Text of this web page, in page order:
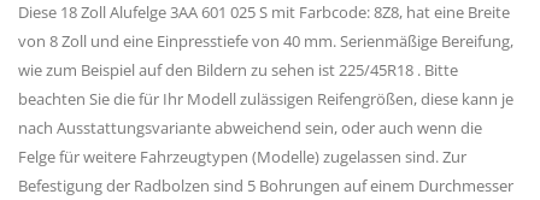
Diese 18 Zoll Alufelge 3AA 601 025 S mit Farbcode: 8Z8, hat eine Breite
von 8 Zoll und eine Einpresstiefe von 40 mm. Serienmäßige Bereifung,
wie zum Beispiel auf den Bildern zu sehen ist 225/45R18 . Bitte
beachten Sie die für Ihr Modell zulässigen Reifengrößen, diese kann je
nach Ausstattungsvariante abweichend sein, oder auch wenn die
Felge für weitere Fahrzeugtypen (Modelle) zugelassen sind. Zur
Befestigung der Radbolzen sind 5 Bohrungen auf einem Durchmesser